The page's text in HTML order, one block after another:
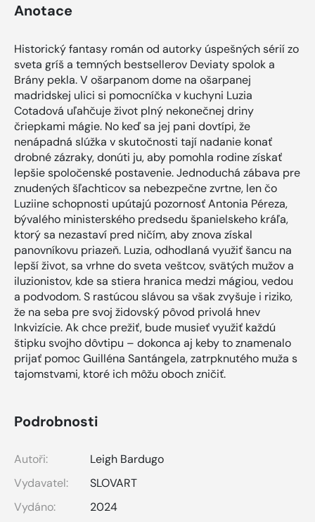
Anotace
Historický fantasy román od autorky úspešných sérií zo
sveta gríš a temných bestsellerov Deviaty spolok a
Brány pekla. V ošarpanom dome na ošarpanej
madridskej ulici si pomocníčka v kuchyni Luzia
Cotadová uľahčuje život plný nekonečnej driny
čriepkami mágie. No keď sa jej pani dovtípi, že
nenápadná slúžka v skutočnosti tají nadanie konať
drobné zázraky, donúti ju, aby pomohla rodine získať
lepšie spoločenské postavenie. Jednoduchá zábava pre
znudených šľachticov sa nebezpečne zvrtne, len čo
Luziine schopnosti upútajú pozornosť Antonia Péreza,
bývalého ministerského predsedu španielskeho kráľa,
ktorý sa nezastaví pred ničím, aby znova získal
panovníkovu priazeň. Luzia, odhodlaná využiť šancu na
lepší život, sa vrhne do sveta veštcov, svätých mužov a
iluzionistov, kde sa stiera hranica medzi mágiou, vedou
a podvodom. S rastúcou slávou sa však zvyšuje i riziko,
že na seba pre svoj židovský pôvod privolá hnev
Inkvizície. Ak chce prežiť, bude musieť využiť každú
štipku svojho dôvtipu – dokonca aj keby to znamenalo
prijať pomoc Guilléna Santángela, zatrpknutého muža s
tajomstvami, ktoré ich môžu oboch zničiť.
Podrobnosti
Autoři:
Leigh Bardugo
Vydavatel:
SLOVART
Vydáno:
2024